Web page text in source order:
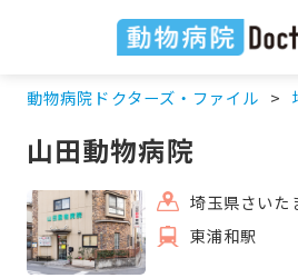
動物病院ドクターズ・ファイル
山田動物病院
埼玉県さい
東浦和駅